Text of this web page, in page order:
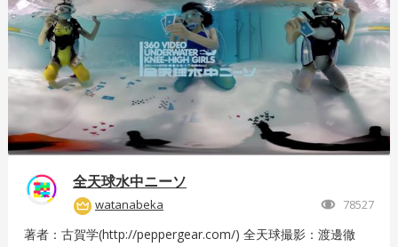
再撮影した映像はこちら
https://store.hacosco.com/movies/4fcb52df-b1c8-41ba-
9e69-c14eef62ea6b
全天球水中ニーソ
watanabeka 78527
著者：古賀学(http://peppergear.com/) 全天球撮影：渡邊徹